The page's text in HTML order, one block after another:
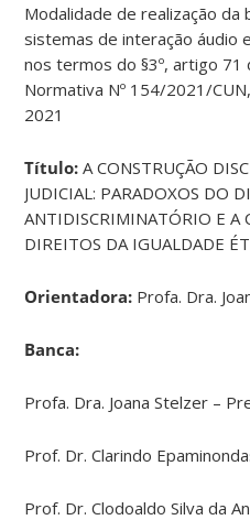
Modalidade de realização da
sistemas de interação áudio
nos termos do §3º, artigo 71
Normativa Nº 154/2021/
2021
Título:A CONSTRUÇÃO
JUDICIAL: PARADOXOS DO
ANTIDISCRIMINATÓRIO E A
DIREITOS DA IGUALDADE
Orientadora: Profa. Dra.
Banca:
Profa. Dra. Joana Stelzer –
Prof. Dr. Clarindo
Prof. Dr. Clodoaldo Silva da